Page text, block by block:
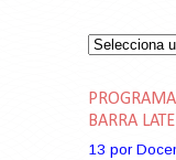
BARRA
13 por